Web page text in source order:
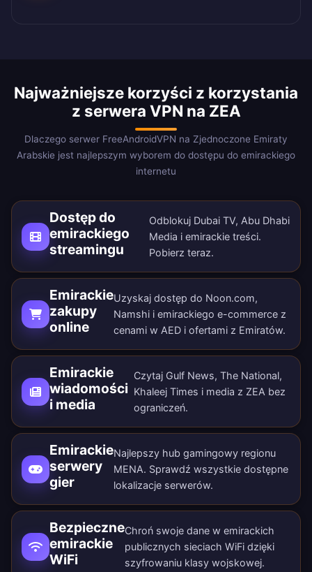
Najważniejsze korzyści z korzystania
z serwera VPN na ZEA
Dlaczego serwer FreeAndroidVPN na Zjednoczone Emiraty
Arabskie jest najlepszym wyborem do dostępu do emirackiego
internetu
Dostęp do
emirackiego
streamingu
Odblokuj Dubai TV, Abu Dhabi
Media i emirackie treści.
Pobierz teraz.
Emirackie
zakupy
online
Uzyskaj dostęp do Noon.com,
Namshi i emirackiego e-commerce z
cenami w AED i ofertami z Emiratów.
Emirackie
wiadomości
i media
Czytaj Gulf News, The National,
Khaleej Times i media z ZEA bez
ograniczeń.
Emirackie
serwery
gier
Najlepszy hub gamingowy regionu
MENA. Sprawdź wszystkie dostępne
lokalizacje serwerów.
Bezpieczne
emirackie
WiFi
Chroń swoje dane w emirackich
publicznych sieciach WiFi dzięki
szyfrowaniu klasy wojskowej.